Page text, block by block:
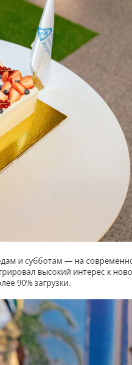
и субботам — на
высокий интерес к
90% загрузки.